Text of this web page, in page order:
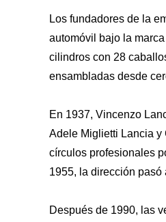
Los fundadores de la
automóvil bajo la
cilindros con 28
ensambladas desde
En 1937, Vincenzo
Adele Miglietti Lancia y
círculos profesionales
1955, la dirección
Después de 1990, las